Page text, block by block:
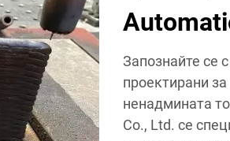
Запознайте се
проектирани
ненадмината
Co., Ltd. се